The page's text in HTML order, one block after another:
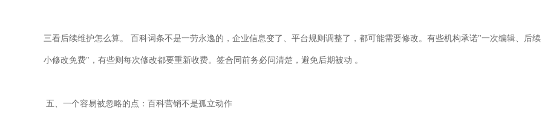
三看后续维护怎么算。 百科词条不是一劳永逸的，企业信息变了、平台规则调整了，都可能需要修改。有些机构承诺"一次编辑、后续
小修改免费" ，有些则每次修改都要重新收费。签合同前务必问清楚，避免后期被动 。
五、一个容易被忽略的点：百科营销不是孤立动作